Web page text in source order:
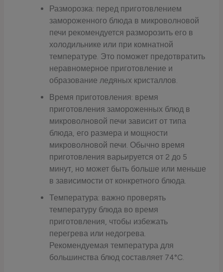
Разморозка: перед приготовлением
замороженного блюда в микроволновой
печи рекомендуется разморозить его в
холодильнике или при комнатной
температуре. Это поможет предотвратить
неравномерное приготовление и
образование ледяных кристаллов.
Время приготовления: время
приготовления замороженных блюд в
микроволновой печи зависит от типа
блюда, его размера и мощности
микроволновой печи. Обычно время
приготовления варьируется от 2 до 5
минут, но может быть больше или меньше
в зависимости от конкретного блюда.
Температура: важно проверять
температуру блюда во время
приготовления, чтобы избежать
перегрева или недогрева.
Рекомендуемая температура для
большинства блюд составляет 74°C.